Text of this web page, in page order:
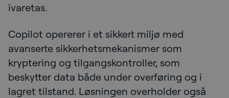
ivaretas.
Copilot opererer i et sikkert miljø med
avanserte sikkerhetsmekanismer som
kryptering og tilgangskontroller, som
beskytter data både under overføring og i
lagret tilstand. Løsningen overholder også